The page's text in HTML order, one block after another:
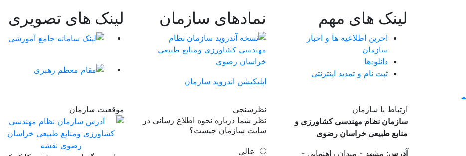
لینک های مهم
اخرین اطلاعیه ها و اخبار
سازمان
دانلودها
ثبت نام و تمدید اینترنتی
نمادهای سازمان
اپلیکیشن اندروید سازمان
لینک های تصویری
ارتباط با سازمان
سازمان نظام مهندسی کشاورزی و
منابع طبیعی خراسان رضوی
آدرس: مشهد - میدان راهنمایی -
نظرسنجی
نظر شما درباره نحوه اطلاع رسانی در
سایت سازمان چیست؟
عالی
موقعیت سازمان